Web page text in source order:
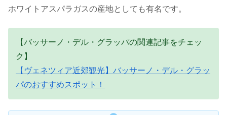
ホワイトアスパラガスの産地としても有名です。
【バッサーノ・デル・グラッパの関連記事をチェッ
ク】
【ヴェネツィア近郊観光】バッサーノ・デル・グラッ
パのおすすめスポット！